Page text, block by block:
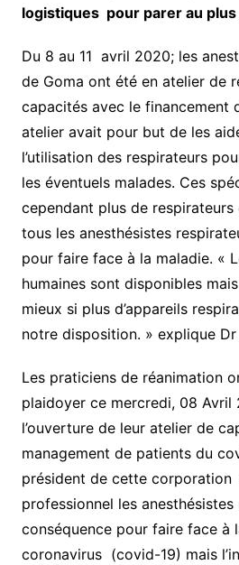
logistiques pour parer au
Du 8 au 11 avril 2020; les
de Goma ont été en atelier de
capacités avec le financement
atelier avait pour but de les
l’utilisation des respirateurs
les éventuels malades. Ces
cependant plus de
tous les anesthésistes
pour faire face à la maladie. «
humaines sont disponibles
mieux si plus d’appareils
notre disposition. » explique
Les praticiens de réanimation
plaidoyer ce mercredi, 08 Avril
l’ouverture de leur atelier de
management de patients du
président de cette corporation
professionnel les
conséquence pour faire face à
coronavirus (covid-19) mais